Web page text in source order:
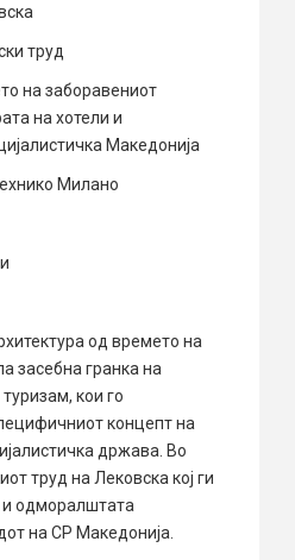
труд
на заборавениот
на хотели и
Македонија
Милано
од времето на
засебна гранка на
кои го
концепт на
држава. Во
труд на Лековска кој ги
и одморалштата
на СР Македонија.